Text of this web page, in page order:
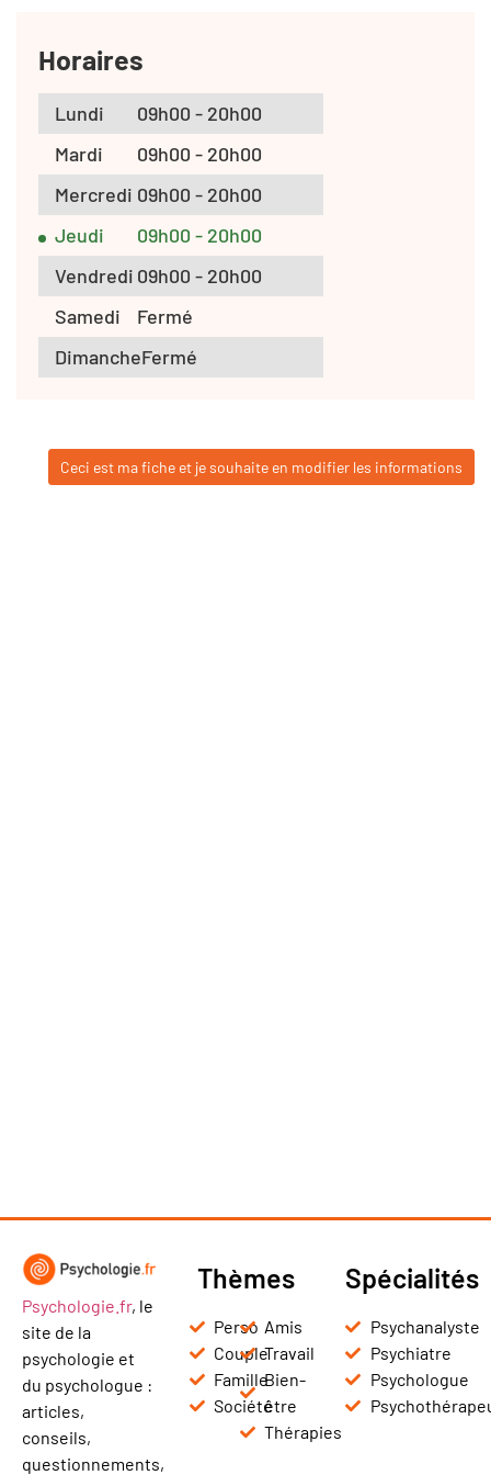
Horaires
Lundi
09h00 - 20h00
Mardi
09h00 - 20h00
Mercredi 09h00 - 20h00
Jeudi
09h00 - 20h00
Vendredi 09h00 - 20h00
Samedi
Fermé
DimancheFermé
Ceci est ma fiche et je souhaite en modifier les informations
Psychologie.fr, le
site de la
psychologie et
du psychologue :
articles,
conseils,
questionnements,
Thèmes
Perso
Couple
Famille
Société
Amis
Travail
Bien-
être
Thérapies
Spécialités
Psychanalyste
Psychiatre
Psychologue